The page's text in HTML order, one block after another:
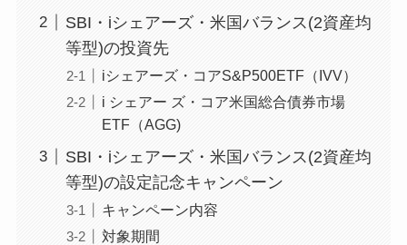
SBI・iシェアーズ・米国バランス(2資産均
等型)の投資先
iシェアーズ・コアS&P500ETF（IVV）
i シェアー ズ・コア米国総合債券市場
ETF（AGG)
SBI・iシェアーズ・米国バランス(2資産均
等型)の設定記念キャンペーン
キャンペーン内容
対象期間